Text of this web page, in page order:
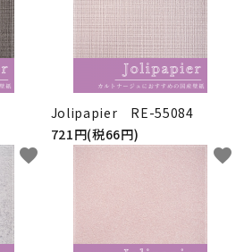
Jolipapier RE-55084
721円(税66円)
favorite favorite